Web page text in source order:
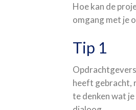
Hoe kan de
omgang met je
Tip 1
heeft gebracht,
te denken wat